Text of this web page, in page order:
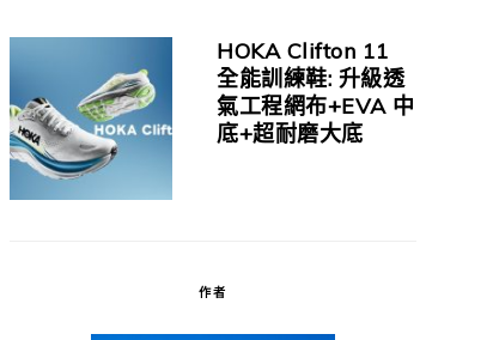
HOKA Clifton 11
全能訓練鞋: 升級透
氣工程網布+EVA 中
底+超耐磨大底
作者